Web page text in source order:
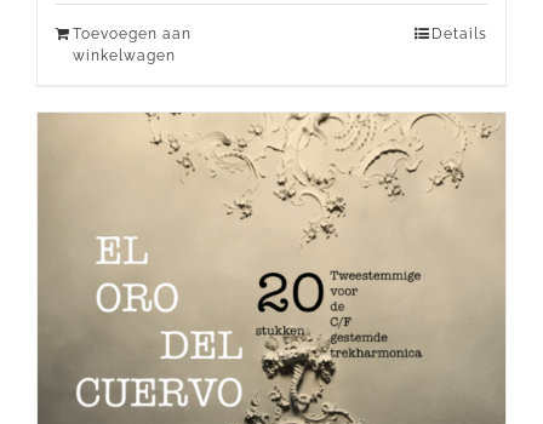
Toevoegen aan
winkelwagen
Details